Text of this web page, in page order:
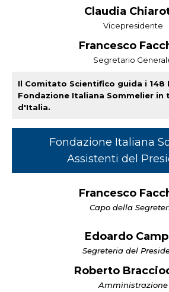
Claudia
Vicepresidente
Francesco
Segretario
Il Comitato Scientifico guida i 148
Fondazione Italiana Sommelier in
d'Italia.
Fondazione Italiana
Assistenti del
Francesco
Capo della
Edoardo
Segreteria del
Roberto
Amministrazione